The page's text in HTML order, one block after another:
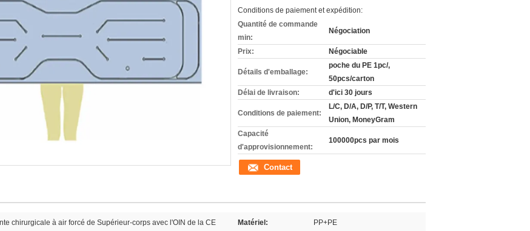
Conditions de paiement et expédition:
Quantité de commande
min:
Négociation
Prix: Négociable
Détails d'emballage:
poche du PE 1pc/,
50pcs/carton
Délai de livraison:
d'ici 30 jours
Conditions de paiement:
L/C, D/A, D/P, T/T, Western
Union, MoneyGram
Capacité
d'approvisionnement:
100000pcs par mois
Contact
chirurgicale à air forcé de Supérieur-corps avec l'OIN de la CE Matériel: PP+PE